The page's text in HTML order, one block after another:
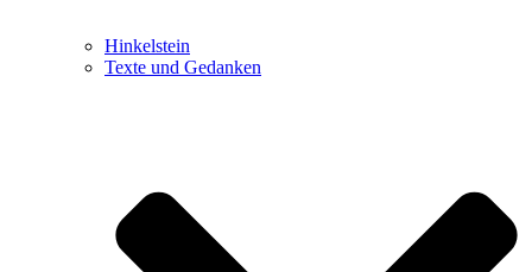
Hinkelstein
Texte und Gedanken